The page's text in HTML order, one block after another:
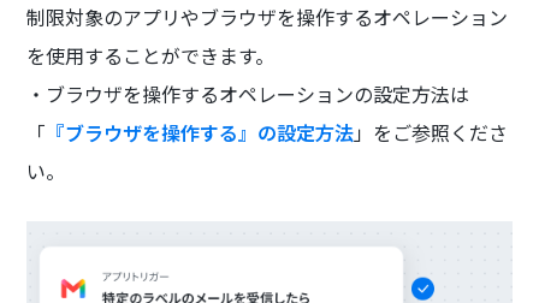
制限対象のアプリやブラウザを操作するオペレーション
を使用することができます。
・ブラウザを操作するオペレーションの設定方法は
「 『ブラウザを操作する』の設定方法」をご参照くださ
い。